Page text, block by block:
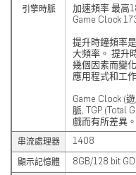
引擎時脈
加速頻率 最高
Game Clock
提升時鐘頻率
大頻率。 提升
幾個因素而變
應用程式和工
Game Clock (
脈, TGP (Total
戲而有所差異。
串流處理器 1408
顯示記憶體 8GB/128 bit